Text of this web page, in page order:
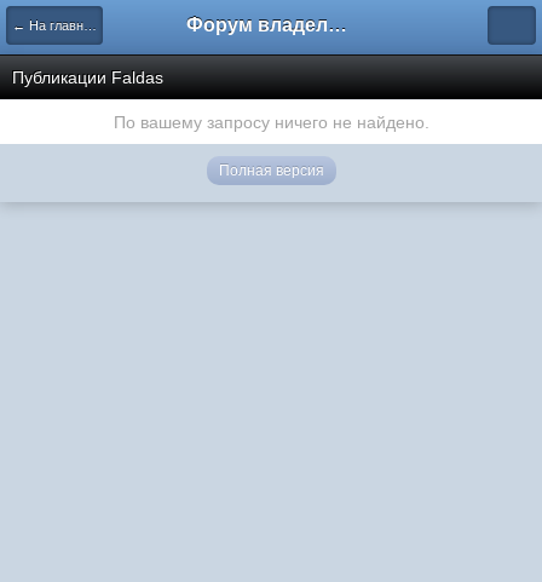
← На главную Форум владельцев интернет-магазинов
Публикации Faldas
По вашему запросу ничего не найдено.
Полная версия